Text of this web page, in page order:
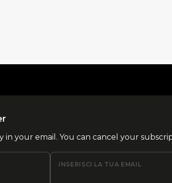
in your email. You can cancel your
INSERISCI LA TUA EMAIL